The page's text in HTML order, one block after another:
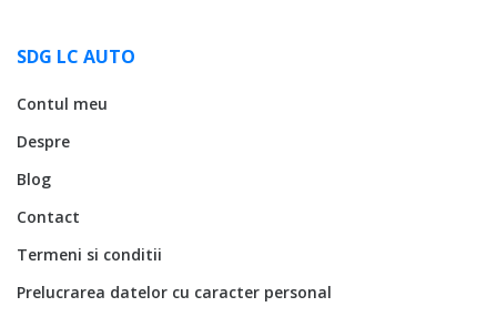
SDG LC AUTO
Contul meu
Despre
Blog
Contact
Termeni si conditii
Prelucrarea datelor cu caracter personal